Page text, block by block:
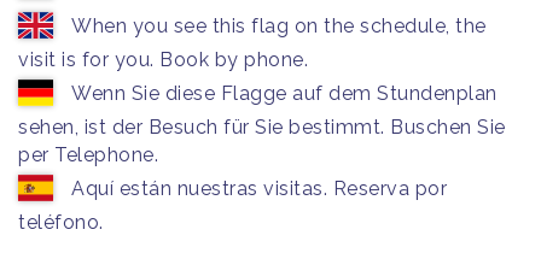
When you see this flag on the schedule, the
visit is for you. Book by phone.
Wenn Sie diese Flagge auf dem Stundenplan
sehen, ist der Besuch für Sie bestimmt. Buschen Sie
per Telephone.
Aquí están nuestras visitas. Reserva por
teléfono.